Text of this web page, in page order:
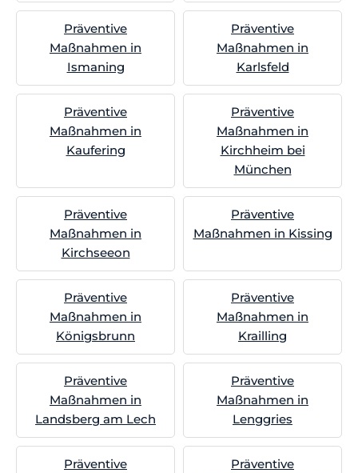
Präventive
Maßnahmen in
Ismaning
Präventive
Maßnahmen in
Karlsfeld
Präventive
Maßnahmen in
Kaufering
Präventive
Maßnahmen in
Kirchheim bei
München
Präventive
Maßnahmen in
Kirchseeon
Präventive
Maßnahmen in Kissing
Präventive
Maßnahmen in
Königsbrunn
Präventive
Maßnahmen in
Krailling
Präventive
Maßnahmen in
Landsberg am Lech
Präventive
Maßnahmen in
Lenggries
Präventive
Präventive